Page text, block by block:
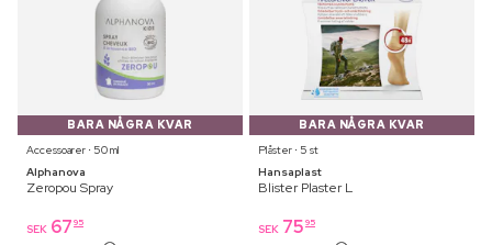
BARA NÅGRA KVAR
Accessoarer ⋅ 50 ml
Alphanova
Zeropou Spray
SEK 67 95
BARA NÅGRA KVAR
Plåster ⋅ 5 st
Hansaplast
Blister Plaster L
SEK 75 95